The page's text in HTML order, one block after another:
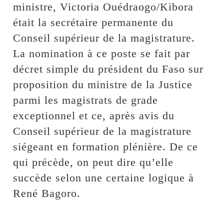
ministre, Victoria Ouédraogo/Kibora
était la secrétaire permanente du
Conseil supérieur de la magistrature.
La nomination à ce poste se fait par
décret simple du président du Faso sur
proposition du ministre de la Justice
parmi les magistrats de grade
exceptionnel et ce, après avis du
Conseil supérieur de la magistrature
siégeant en formation plénière. De ce
qui précède, on peut dire qu’elle
succède selon une certaine logique à
René Bagoro.